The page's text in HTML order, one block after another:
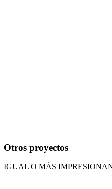
Otros proyectos
IGUAL O MÁS